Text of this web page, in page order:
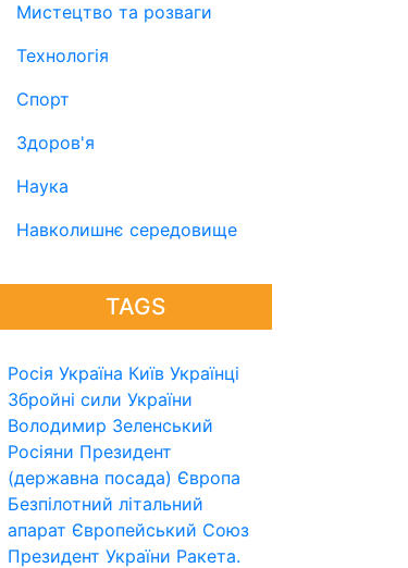
Мистецтво та розваги
Технологія
Спорт
Здоров'я
Наука
Навколишнє середовище
TAGS
Росія Україна Київ Українці
Збройні сили України
Володимир Зеленський
Росіяни Президент
(державна посада) Європа
Безпілотний літальний
апарат Європейський Союз
Президент України Ракета.